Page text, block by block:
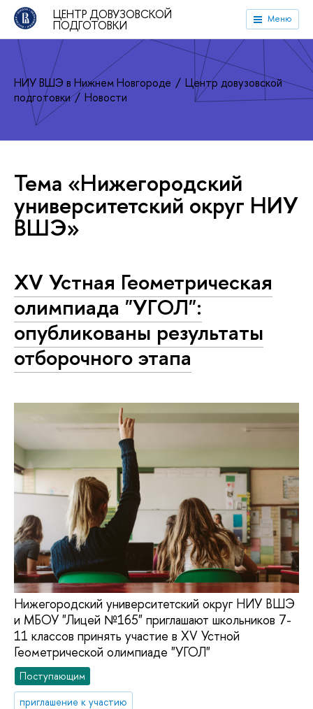
ЦЕНТР ДОВУЗОВСКОЙ
ПОДГОТОВКИ Меню
НИУ ВШЭ в Нижнем Новгороде
Центр довузовской
подготовки
Новости
Тема «Нижегородский
университетский округ НИУ
ВШЭ»
XV Устная Геометрическая
олимпиада "УГОЛ":
опубликованы результаты
отборочного этапа
Нижегородский университетский округ НИУ ВШЭ
и МБОУ "Лицей №165" приглашают школьников 7-
11 классов принять участие в XV Устной
Геометрической олимпиаде "УГОЛ"
Поступающим
приглашение к участию